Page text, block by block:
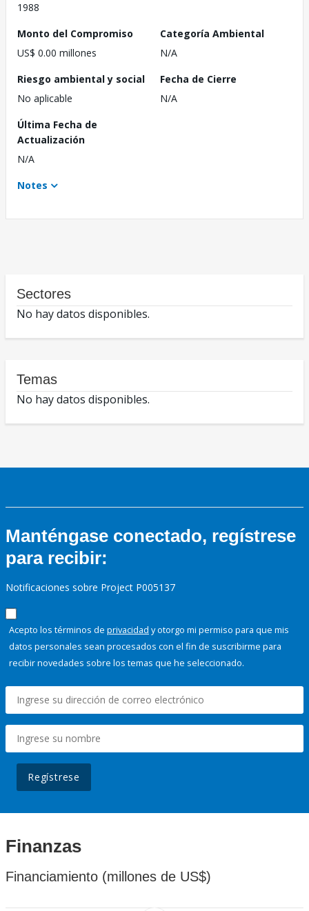
1988
Monto del Compromiso
US$ 0.00 millones
Categoría Ambiental
N/A
Riesgo ambiental y social
No aplicable
Fecha de Cierre
N/A
Última Fecha de
Actualización
N/A
Notes
Sectores
No hay datos disponibles.
Temas
No hay datos disponibles.
Manténgase conectado, regístrese
para recibir:
Notificaciones sobre Project P005137
Acepto los términos de privacidad y otorgo mi permiso para que mis
datos personales sean procesados con el fin de suscribirme para
recibir novedades sobre los temas que he seleccionado.
Regístrese
Finanzas
Financiamiento (millones de US$)